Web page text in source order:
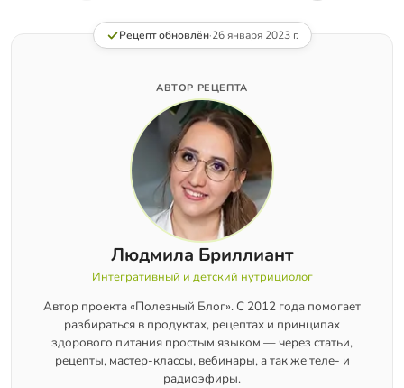
Рецепт обновлён·26 января 2023 г.
АВТОР РЕЦЕПТА
Людмила Бриллиант
Интегративный и детский нутрициолог
Автор проекта «Полезный Блог». С 2012 года помогает
разбираться в продуктах, рецептах и принципах
здорового питания простым языком — через статьи,
рецепты, мастер-классы, вебинары, а так же теле- и
радиоэфиры.